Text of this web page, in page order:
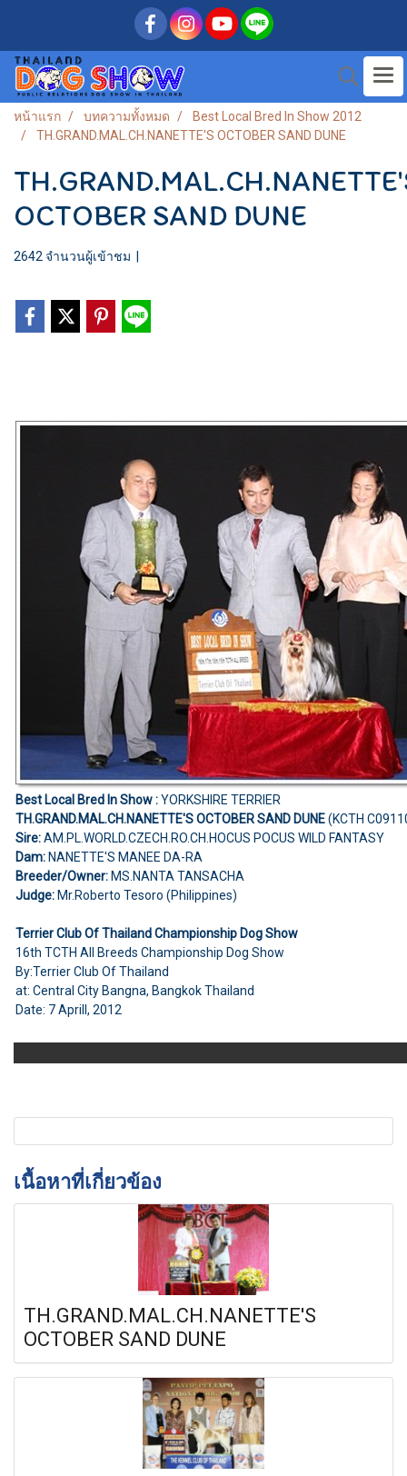
หน้าแรก บทความทั้งหมด
Best Local Bred In Show 2012
TH.GRAND.MAL.CH.NANETTE'S OCTOBER SAND DUNE
OCTOBER SAND DUNE
2642 จำนวนผู้เข้าชม
Best Local Bred In Show :YORKSHIRE TERRIER
TH.GRAND.MAL.CH.NANETTE'S OCTOBER SAND DUNE(KCTH
Sire:AM.PL.WORLD.CZECH.RO.CH.HOCUS POCUS WILD FANTASY
Dam:NANETTE'S MANEE DA-RA
Breeder/Owner:MS.NANTA TANSACHA
Judge:Mr.Roberto Tesoro (Philippines)
Terrier Club Of Thailand Championship Dog Show
16th TCTH All Breeds Championship Dog Show
By:Terrier Club Of Thailand
at: Central City Bangna, Bangkok Thailand
Date: 7 Aprill, 2012
เนื้อหาที่เกี่ยวข้อง
TH.GRAND.MAL.CH.NANETTE'S
OCTOBER SAND DUNE